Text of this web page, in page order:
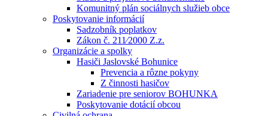
Komunitný plán sociálnych služieb obce
Poskytovanie informácií
Sadzobník poplatkov
Zákon č. 211⁄2000 Z.z.
Organizácie a spolky
Hasiči Jaslovské Bohunice
Prevencia a rôzne pokyny
Z činnosti hasičov
Zariadenie pre seniorov BOHUNKA
Poskytovanie dotácií obcou